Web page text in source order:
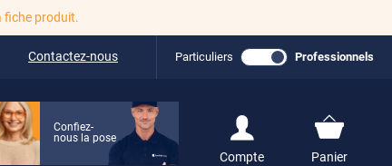
fiche produit.
Contactez-nous Particuliers Professionnels
Confiez-
nous la pose
Compte
S'inscrire / Se
Panier